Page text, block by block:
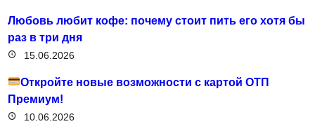
Любовь любит кофе: почему стоит пить его хотя бы
раз в три дня
15.06.2026
Откройте новые возможности с картой ОТП
Премиум!
10.06.2026